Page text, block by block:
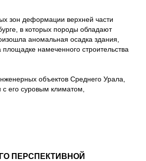
зон деформации верхней части
в которых породы обладают
аномальная осадка здания,
намеченного строительства
объектов Среднего Урала,
его суровым климатом,
ПЕРСПЕКТИВНОЙ